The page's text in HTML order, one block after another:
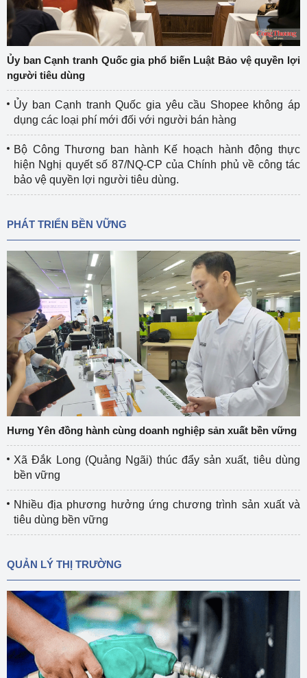
Ủy ban Cạnh tranh Quốc gia phổ biến Luật Bảo vệ quyền lợi
người tiêu dùng
Ủy ban Cạnh tranh Quốc gia yêu cầu Shopee không áp
dụng các loại phí mới đối với người bán hàng
Bộ Công Thương ban hành Kế hoạch hành động thực
hiện Nghị quyết số 87/NQ-CP của Chính phủ về công tác
bảo vệ quyền lợi người tiêu dùng.
PHÁT TRIỂN BỀN VỮNG
Hưng Yên đồng hành cùng doanh nghiệp sản xuất bền vững
Xã Đắk Long (Quảng Ngãi) thúc đẩy sản xuất, tiêu dùng
bền vững
Nhiều địa phương hưởng ứng chương trình sản xuất và
tiêu dùng bền vững
QUẢN LÝ THỊ TRƯỜNG